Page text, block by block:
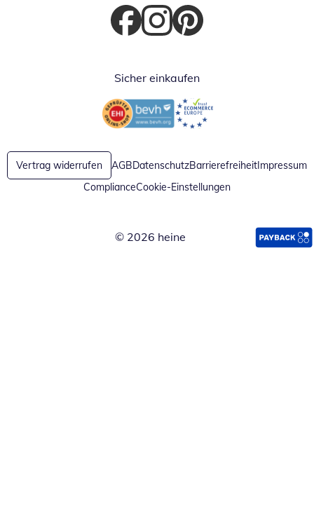
Öffnet in neuem Fenster
Öffnet in neuem Fenster
Öffnet in neuem Fenster
Sicher einkaufen
Öffnet in neuem FensterÖffnet in neuem Fenster
Vertrag widerrufen AGBDatenschutzBarrierefreiheitImpressum
ComplianceCookie-Einstellungen
© 2026 heine